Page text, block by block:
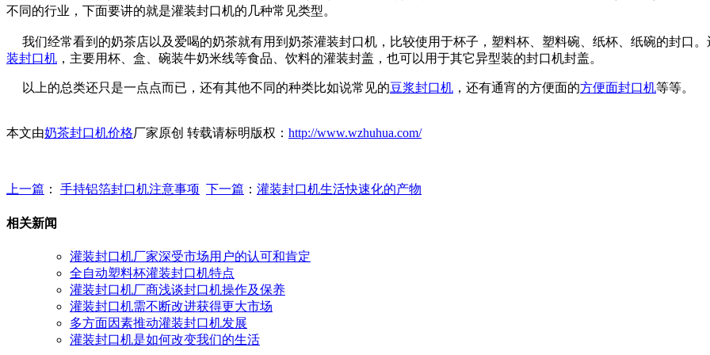
不同的行业，下面要讲的就是灌装封口机的几种常见类型。
我们经常看到的奶茶店以及爱喝的奶茶就有用到奶茶灌装封口机，比较使用于杯子，塑料杯、塑料碗、纸杯、纸碗的封口
装封口机 ，主要用杯、盒、碗装牛奶米线等食品、饮料的灌装封盖，也可以用于其它异型装的封口机封盖。
以上的总类还只是一点点而已，还有其他不同的种类比如说常见的豆浆封口机 ，还有通宵的方便面的方便面封口机等等。
本文由奶茶封口机价格厂家原创 转载请标明版权： http://www.wzhuhua.com/
上一篇 ： 手持铝箔封口机注意事项 下一篇 ： 灌装封口机生活快速化的产物
相关新闻
灌装封口机厂家深受市场用户的认可和肯定
全自动塑料杯灌装封口机特点
灌装封口机厂商浅谈封口机操作及保养
灌装封口机需不断改进获得更大市场
多方面因素推动灌装封口机发展
灌装封口机是如何改变我们的生活